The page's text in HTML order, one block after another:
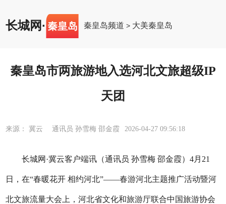
长城网· 秦皇岛 秦皇岛频道 > 大美秦皇岛
秦皇岛市两旅游地入选河北文旅超级IP
天团
来源： 冀云 通讯员 孙雪梅 邵金霞 2026-04-27 09:56:18
长城网·冀云客户端讯（通讯员 孙雪梅 邵金霞）4月21
日，在“春暖花开 相约河北”——春游河北主题推广活动暨河
北文旅流量大会上，河北省文化和旅游厅联合中国旅游协会